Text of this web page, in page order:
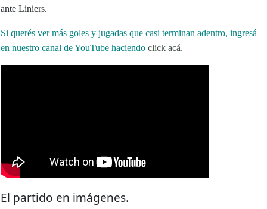
ante Liniers.
Si querés ver más goles y jugadas que casi terminan adentro, ingresá
en nuestro canal de YouTube haciendo click acá.
El partido en imágenes.